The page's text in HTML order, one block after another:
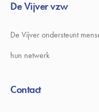
De Vijver vzw
De Vijver ondersteunt
hun netwerk
Contact